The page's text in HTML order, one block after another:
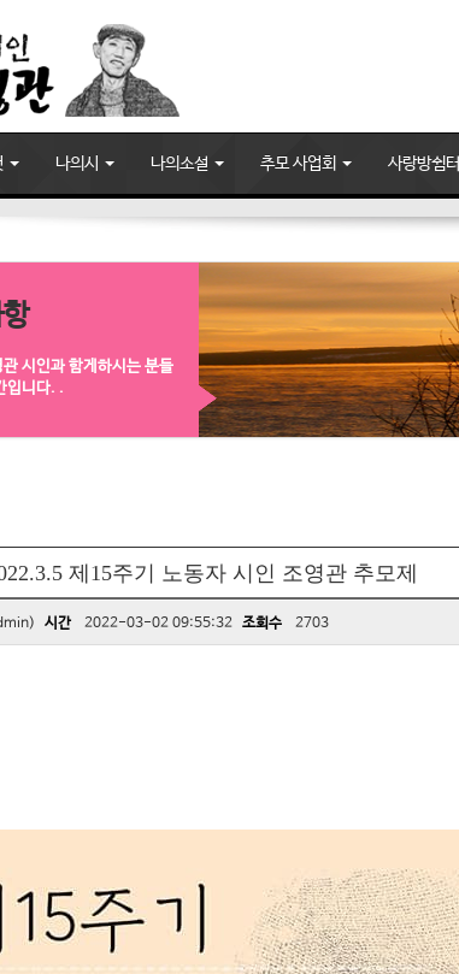
나의시 나의소설 추모 사업회 사랑방쉼터
시인과 함게하시는 분들
입니다. .
제15주기 노동자 시인 조영관 추모제
시간 2022-03-02 09:55:32 조회수 2703